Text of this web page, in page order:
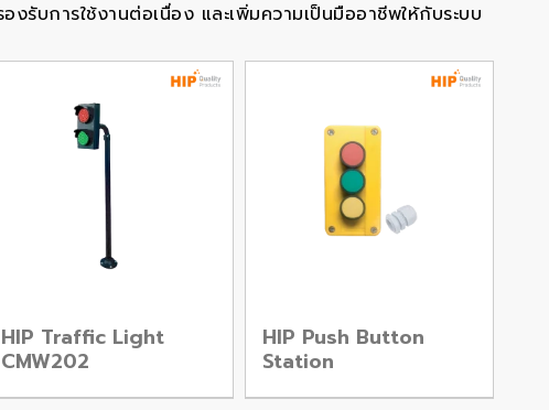
บการใช้งานต่อเนื่อง และเพิ่มความเป็นมืออาชีพให้กับระบบ
HIP Traffic Light
CMW202
HIP Push Button
Station